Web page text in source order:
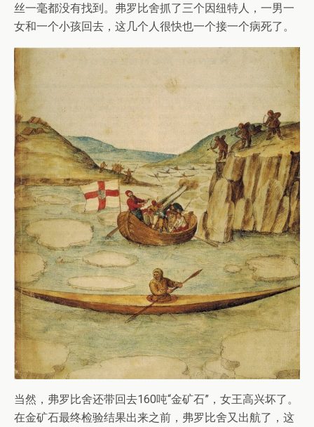
丝一毫都没有找到。弗罗比舍抓了三个因纽特人，一男一
女和一个小孩回去，这几个人很快也一个接一个病死了。
当然，弗罗比舍还带回去160吨“金矿石”，女王高兴坏了。
在金矿石最终检验结果出来之前，弗罗比舍又出航了，这